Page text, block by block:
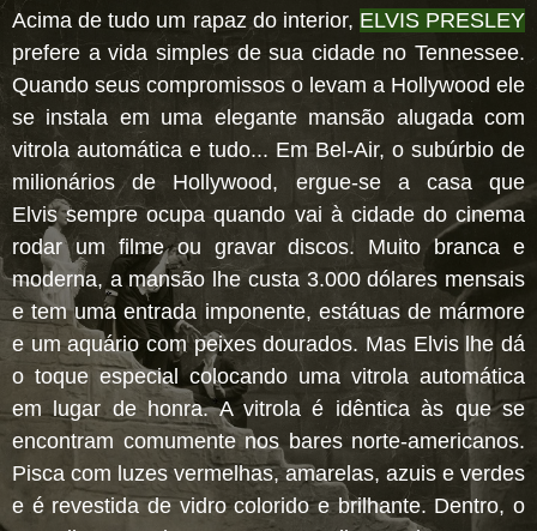
Acima de tudo um rapaz do interior, ELVIS PRESLEY
prefere a vida simples de sua cidade no Tennessee.
Quando seus compromissos o levam a Hollywood ele
se instala em uma elegante mansão alugada com
vitrola automática e tudo... Em Bel-Air, o subúrbio de
milionários de Hollywood, ergue-se a casa que
Elvis sempre ocupa quando vai à cidade do cinema
rodar um filme ou gravar discos. Muito branca e
moderna, a mansão lhe custa 3.000 dólares mensais
e tem uma entrada imponente, estátuas de mármore
e um aquário com peixes dourados. Mas Elvis lhe dá
o toque especial colocando uma vitrola automática
em lugar de honra. A vitrola é idêntica às que se
encontram comumente nos bares norte-americanos.
Pisca com luzes vermelhas, amarelas, azuis e verdes
e é revestida de vidro colorido e brilhante. Dentro, o